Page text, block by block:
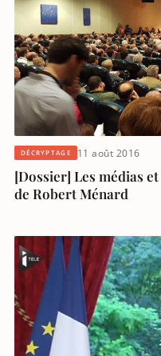
DÉCRYPTAGE 11 août 2016
[Dossier] Les médias
de Robert Ménard